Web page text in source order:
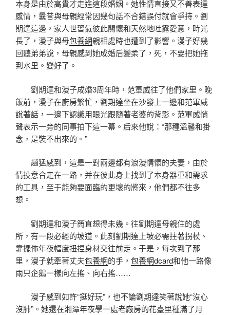
本身是由於高貴才走進這段婚姻。她性情直接又不善表達
感情，曩昔與母親經常因幾句話不合錯誤付就會爭持。劉
期達這邊，家人世習氣彼此關懷和天然地吐露愛意，時光
長了，漫子與母包養網親相處時也遭到了影響。漫子好幾
回聽弟弟說，母親感到她成婚后變柔了，死，不要把她拖
到水里。變好了。
劉期達和漫子成婚3周年時，范軍威往了他們家里。晚
飯前，漫子在廚房繁忙，劉期達坐在沙發上一邊和范軍威
說著話，一邊下認識用眼光跟隨著老婆的背影。范軍威悄
聲表示一旁的同事拍下這一幕。后來他說：“那種溫馨和掛
念，是裝不出來的。”
趙猛感到，這是一對兩邊都有浪漫情懷的夫妻，由於
情投意合走在一路，并在彼此身上找到了本身器重和需求
的工具，至于能夠要面臨的更壞的將來，他們都不往多
想。
劉期達和漫子簡直想得未幾。往劉期達母親住的處
所，有一段必經的坡道。此刻劉期達上坡必需拄著拐杖、
靠擺佈年夜幅度扭捏身材交往前走。于是，每次到了那
里，漫子就牽著丈夫包養網的手， 包養網dcard和他一路像
兩只企鵝一樣向左搖、向右搖……
漫子感到如許“挺好玩”，也不論劉期達笑著說她“沒心
沒肺”。她還在湘潭年夜學一處老廠房的花臺里種滿了月